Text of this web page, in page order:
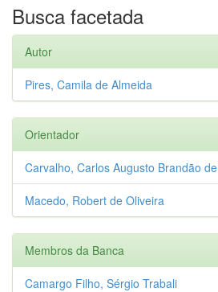
Busca facetada
Autor
Pires, Camila de Almeida
Orientador
Carvalho, Carlos Augusto Brandão de
Macedo, Robert de Oliveira
Membros da Banca
Camargo Filho, Sérgio Trabali